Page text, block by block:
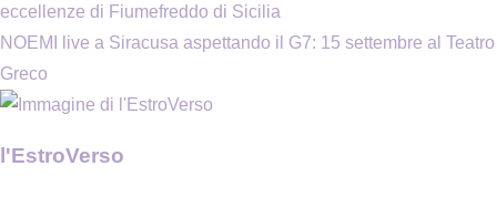
eccellenze di Fiumefreddo di Sicilia
NOEMI live a Siracusa aspettando il G7: 15 settembre al Teatro
Greco
l'EstroVerso